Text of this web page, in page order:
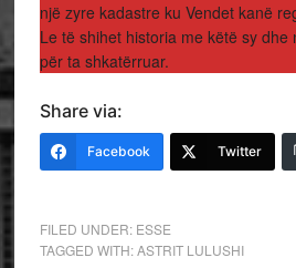
një zyre kadastre ku Vendet kanë
Le të shihet historia me këtë sy dhe
për ta shkatërruar.
Share via:
Facebook Twitter
FILED UNDER: ESSE
TAGGED WITH:ASTRIT LULUSHI